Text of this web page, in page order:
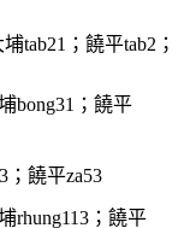
tab21；饒平tab2；
bong31；饒平
；饒平za53
rhung113；饒平